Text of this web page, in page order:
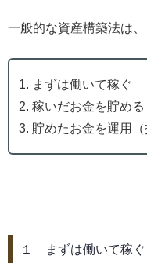
一般的な資産構築法は、
まずは働いて稼ぐ
稼いだお金を貯める
貯めたお金を運用
１ まずは働いて稼ぐ